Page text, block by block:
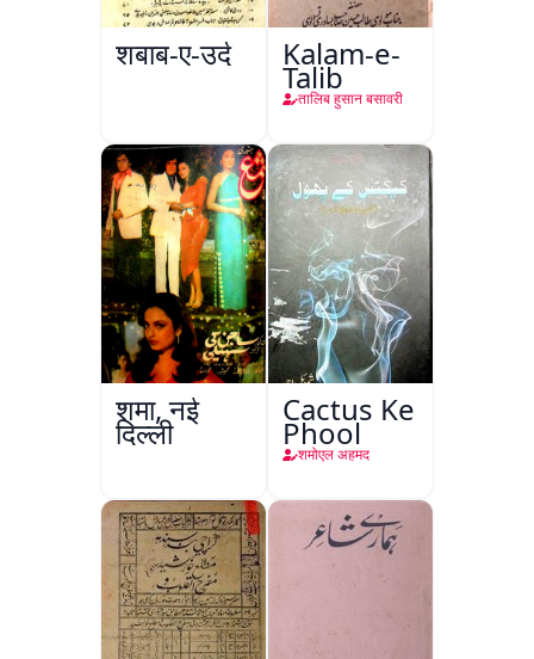
शबाब-ए-उर्दू Kalam-e-
Talib
तालिब हुसान बसावरी
शमा, नई
दिल्ली
Cactus Ke
Phool
शमोएल अहमद